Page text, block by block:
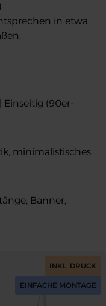
INKL. DRUCK
EINFACHE MONTAGE
in etwa
Einseitig (90er-
minimalistisches
Banner,